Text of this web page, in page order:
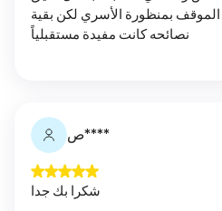
استشعر انه يتعامل مع الموقف بمنظورة الأسري لكن بقية
نصائحه كانت مفيدة مستقبلياً
ص****
شكرا بك جدا